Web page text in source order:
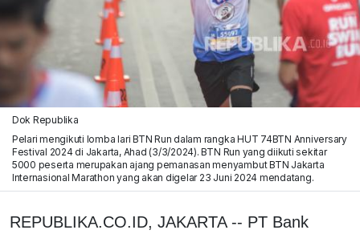
Dok Republika
Pelari mengikuti lomba lari BTN Run dalam rangka HUT 74BTN Anniversary
Festival 2024 di Jakarta, Ahad (3/3/2024). BTN Run yang diikuti sekitar
5000 peserta merupakan ajang pemanasan menyambut BTN Jakarta
Internasional Marathon yang akan digelar 23 Juni 2024 mendatang.
REPUBLIKA.CO.ID, JAKARTA -- PT Bank